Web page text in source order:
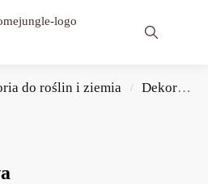
do roślin i ziemia / Dekoracje do domu